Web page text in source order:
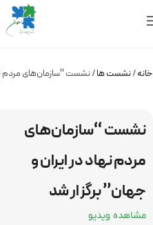
خانه نشست ها نشست “سازمان­‌های مردم­
نشست “سازمان­‌های
مردم­ نهاد در ایران و
جهان” برگزار شد
مشاهده ویدیو